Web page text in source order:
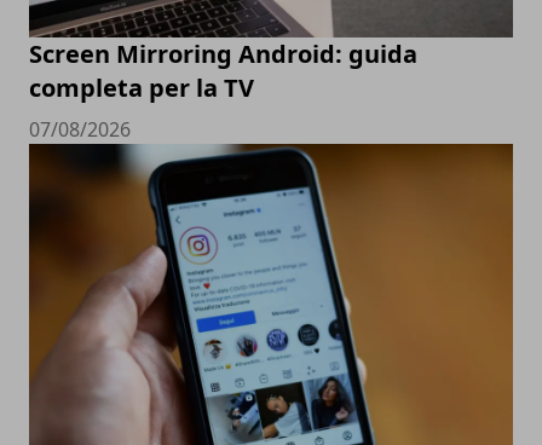
Screen Mirroring Android: guida
completa per la TV
07/08/2026